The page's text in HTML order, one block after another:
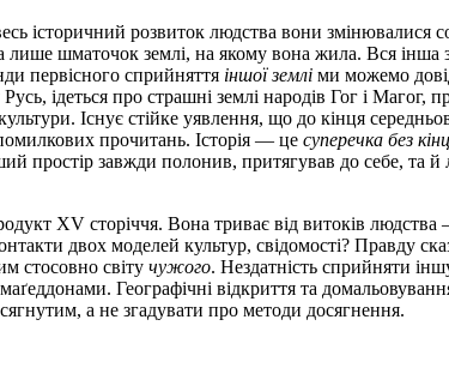
історичний розвиток людства вони змінювалися
шматочок землі, на якому вона жила. Вся інша
первісного сприйняття іншої землі ми можемо
ідеться про страшні землі народів Гог і
Існує стійке уявлення, що до кінця
прочитань. Історія — це суперечка без
простір завжди полонив, притягував до себе, та й
XV сторіччя. Вона триває від витоків
двох моделей культур, свідомості? Правду
стосовно світу чужого. Нездатність сприйняти
Географічні відкриття та
а не згадувати про методи досягнення.